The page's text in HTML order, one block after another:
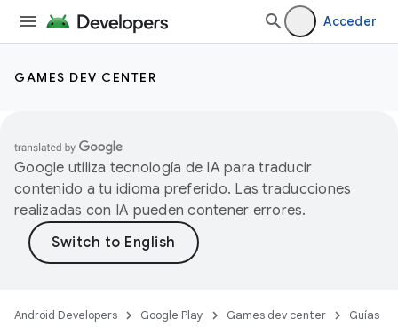
Acceder
GAMES DEV CENTER
Google utiliza tecnología de IA para traducir
contenido a tu idioma preferido. Las traducciones
realizadas con IA pueden contener errores.
Android Developers Google Play Games dev center Guías